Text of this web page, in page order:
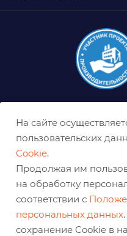
nn@belabraziv.ru
На сайте
пользовательских
Cookie.
Продолжая им
на обработку
соответствии с
персональных данных
сохранение Cookie в